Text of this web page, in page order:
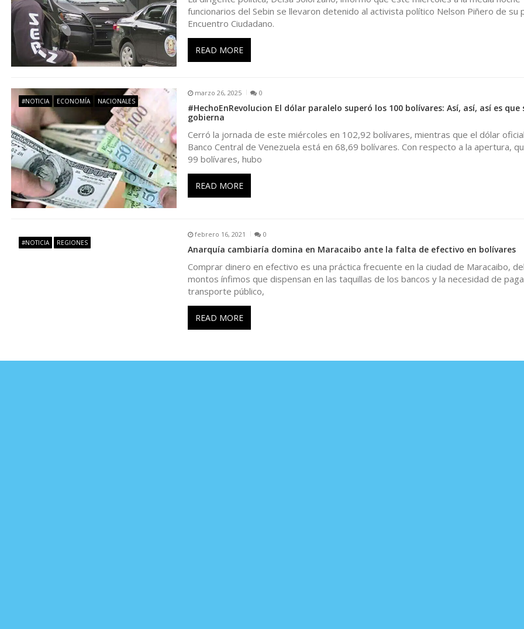
i
ó
n
d
e
e
n
t
funcionarios del Sebin se llevaron detenido al activista político Nelson Piñero de su
Encuentro Ciudadano.
READ MORE
#NOTICIA ECONOMÍA NACIONALES
marzo 26, 2025 0
#HechoEnRevolucion El dólar paralelo superó los 100 bolívares: Así, así, así es que
gobierna
Cerró la jornada de este miércoles en 102,92 bolívares, mientras que el dólar
Banco Central de Venezuela está en 68,69 bolívares. Con respecto a la apertura,
99 bolívares, hubo
READ MORE
#NOTICIA REGIONES
febrero 16, 2021 0
Anarquía cambiaría domina en Maracaibo ante la falta de efectivo en bolívares
Comprar dinero en efectivo es una práctica frecuente en la ciudad de Maracaibo,
montos ínfimos que dispensan en las taquillas de los bancos y la necesidad de
transporte público,
READ MORE